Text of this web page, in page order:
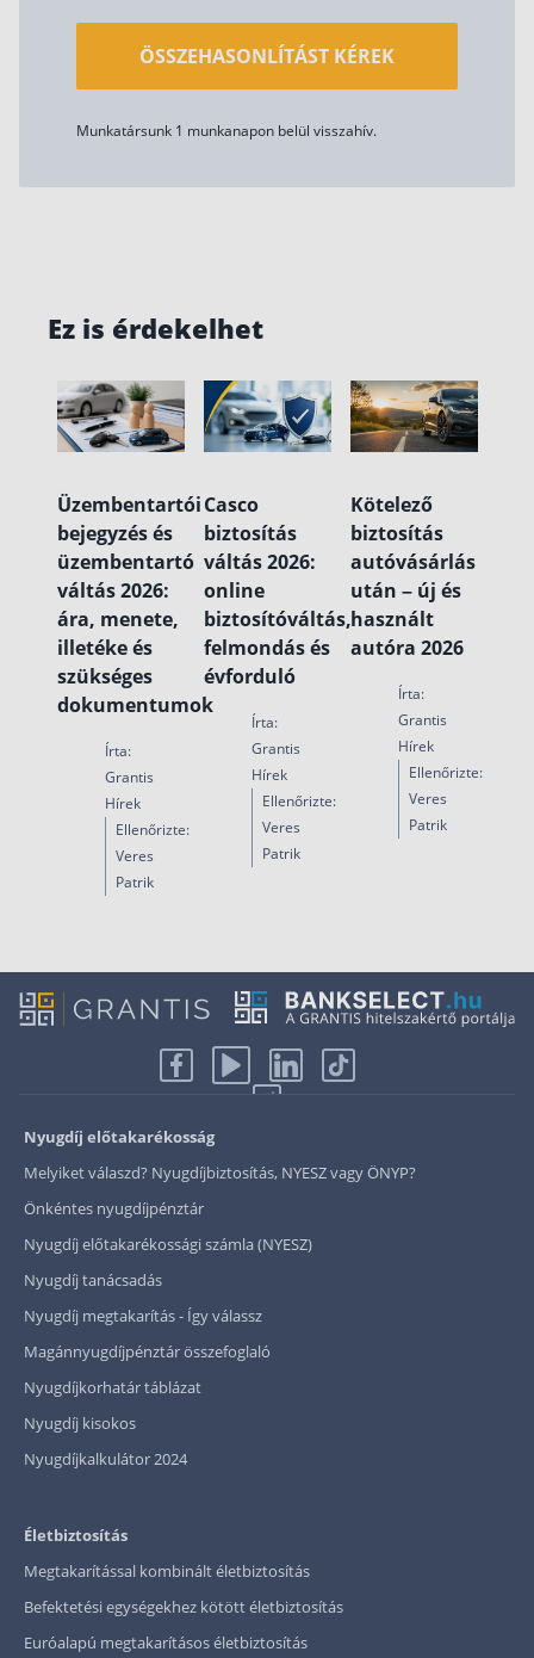
ÖSSZEHASONLÍTÁST KÉREK
Munkatársunk 1 munkanapon belül visszahív.
Ez is érdekelhet
Üzembentartói
bejegyzés és
üzembentartó
váltás 2026:
ára, menete,
illetéke és
szükséges
dokumentumok
Írta:
Grantis
Hírek
Ellenőrizte:
Veres
Patrik
Casco
biztosítás
váltás 2026:
online
biztosítóváltás,
felmondás és
évforduló
Írta:
Grantis
Hírek
Ellenőrizte:
Veres
Patrik
Kötelező
biztosítás
autóvásárlás
után – új és
használt
autóra 2026
Írta:
Grantis
Hírek
Ellenőrizte:
Veres
Patrik
Nyugdíj előtakarékosság
Melyiket válaszd? Nyugdíjbiztosítás, NYESZ vagy ÖNYP?
Önkéntes nyugdíjpénztár
Nyugdíj előtakarékossági számla (NYESZ)
Nyugdíj tanácsadás
Nyugdíj megtakarítás - Így válassz
Magánnyugdíjpénztár összefoglaló
Nyugdíjkorhatár táblázat
Nyugdíj kisokos
Nyugdíjkalkulátor 2024
Életbiztosítás
Megtakarítással kombinált életbiztosítás
Befektetési egységekhez kötött életbiztosítás
Euróalapú megtakarításos életbiztosítás